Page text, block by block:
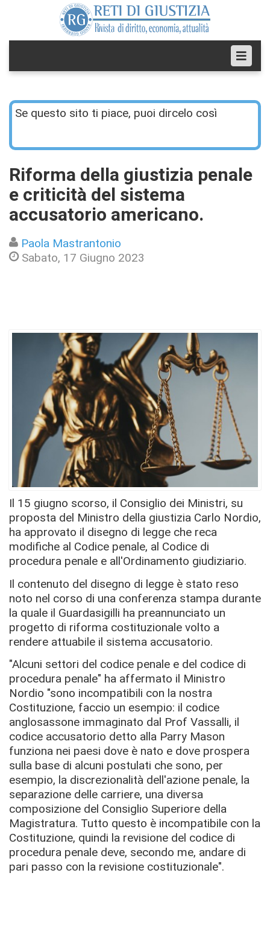
Se questo sito ti piace, puoi dircelo così
Riforma della giustizia penale
e criticità del sistema
accusatorio americano.
Paola Mastrantonio
Sabato, 17 Giugno 2023
Il 15 giugno scorso, il Consiglio dei Ministri, su
proposta del Ministro della giustizia Carlo Nordio,
ha approvato il disegno di legge che reca
modifiche al Codice penale, al Codice di
procedura penale e all'Ordinamento giudiziario.
Il contenuto del disegno di legge è stato reso
noto nel corso di una conferenza stampa durante
la quale il Guardasigilli ha preannunciato un
progetto di riforma costituzionale volto a
rendere attuabile il sistema accusatorio.
"Alcuni settori del codice penale e del codice di
procedura penale" ha affermato il Ministro
Nordio "sono incompatibili con la nostra
Costituzione, faccio un esempio: il codice
anglosassone immaginato dal Prof Vassalli, il
codice accusatorio detto alla Parry Mason
funziona nei paesi dove è nato e dove prospera
sulla base di alcuni postulati che sono, per
esempio, la discrezionalità dell'azione penale, la
separazione delle carriere, una diversa
composizione del Consiglio Superiore della
Magistratura. Tutto questo è incompatibile con la
Costituzione, quindi la revisione del codice di
procedura penale deve, secondo me, andare di
pari passo con la revisione costituzionale".